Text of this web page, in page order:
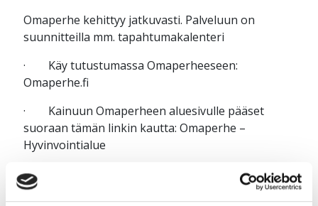
Omaperhe kehittyy jatkuvasti. Palveluun on
suunnitteilla mm. tapahtumakalenteri
· Käy tutustumassa Omaperheeseen:
Omaperhe.fi
· Kainuun Omaperheen aluesivulle pääset
suoraan tämän linkin kautta: Omaperhe –
Hyvinvointialue
o Valitse oma paikkakuntasi sivun yläreunassa
olevasta valikosta